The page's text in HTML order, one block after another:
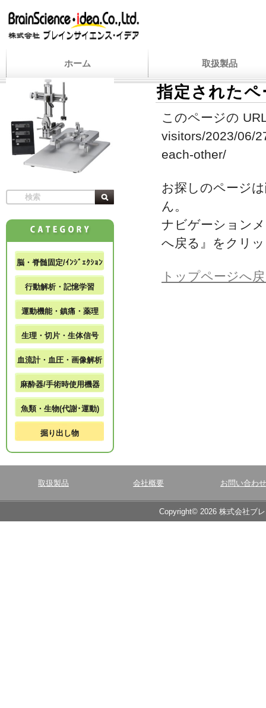
ホーム 取扱製品
指定された
このページの
visitors/2023/06/
each-other/
お探しのページ
ん。
ナビゲーション
へ戻る』をクリ
トップページへ
脳・脊髄固定/ｲﾝｼﾞｪｸｼｮﾝ
行動解析・記憶学習
運動機能・鎮痛・薬理
生理・切片・生体信号
血流計・血圧・画像解析
麻酔器/手術時使用機器
魚類・生物(代謝･運動)
掘り出し物
取扱製品 会社概要 お問い合わせ
Copyright© 2026 株式会社ブ